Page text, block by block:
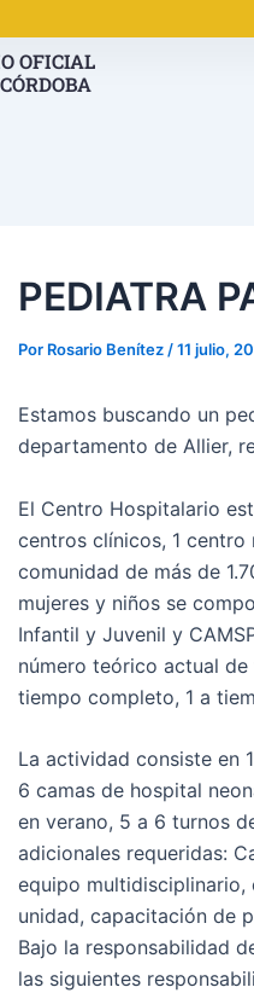
OFICIAL
PEDIATRA
Por Rosario Benítez /11 julio,
Estamos buscando un
departamento de Allier,
El Centro Hospitalario
centros clínicos, 1
comunidad de más de
mujeres y niños se
Infantil y Juvenil y
número teórico actual
tiempo completo, 1 a
La actividad consiste en
6 camas de hospital
en verano, 5 a 6 turnos
adicionales requeridas:
equipo multidisciplinario,
unidad, capacitación de
Bajo la responsabilidad
las siguientes